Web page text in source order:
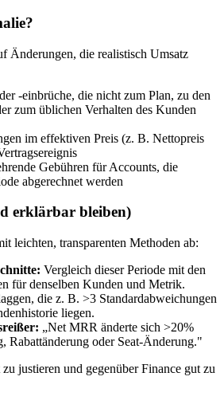
Änderungen, die realistisch Umsatz
-einbrüche, die nicht zum Plan, zu den
zum üblichen Verhalten des Kunden
im effektiven Preis (z. B. Nettopreis
Gebühren für Accounts, die
abgerechnet werden
erklärbar bleiben)
leichten, transparenten Methoden ab:
Vergleich dieser Periode mit den
für denselben Kunden und Metrik.
die z. B. >3 Standardabweichungen
liegen.
„Net MRR änderte sich >20%
Rabattänderung oder Seat‑Änderung."
justieren und gegenüber Finance gut zu